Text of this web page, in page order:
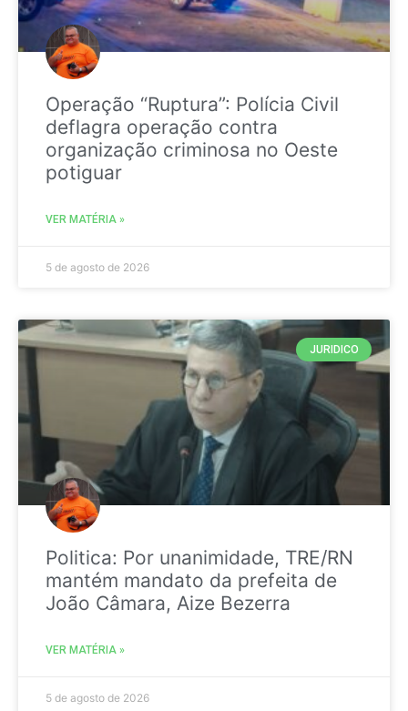
Operação “Ruptura”: Polícia Civil
deflagra operação contra
organização criminosa no Oeste
potiguar
VER MATÉRIA »
5 de agosto de 2026
JURIDICO
Politica: Por unanimidade, TRE/RN
mantém mandato da prefeita de
João Câmara, Aize Bezerra
VER MATÉRIA »
5 de agosto de 2026